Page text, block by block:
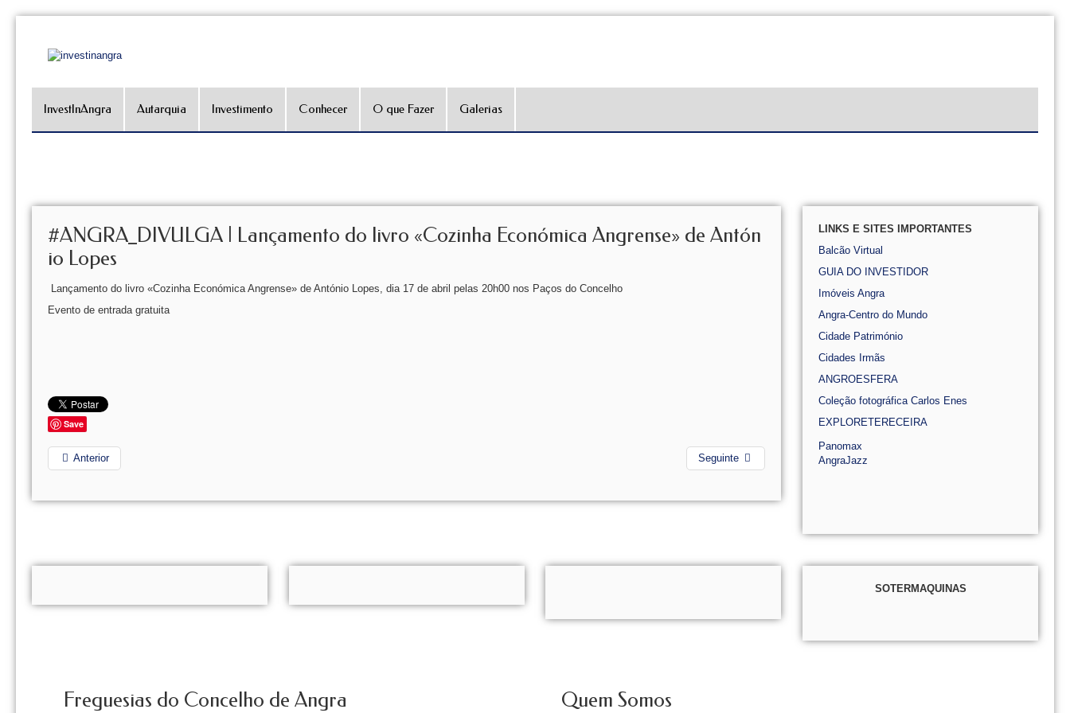
InvestInAngra Autarquia Investimento Conhecer O que Fazer Galerias
#ANGRA_DIVULGA | Lançamento do livro «Cozinha Económica Angrense» de Antón
io Lopes
Lançamento do livro «Cozinha Económica Angrense» de António Lopes, dia 17 de abril pelas 20h00 nos Paços do Concelho
Evento de entrada gratuita
Save
Anterior Seguinte
LINKS E SITES IMPORTANTES
Balcão Virtual
GUIA DO INVESTIDOR
Imóveis Angra
Angra-Centro do Mundo
Cidade Património
Cidades Irmãs
ANGROESFERA
Coleção fotográfica Carlos Enes
EXPLORETERECEIRA
Panomax
AngraJazz
SOTERMAQUINAS
Freguesias do Concelho de Angra Quem Somos